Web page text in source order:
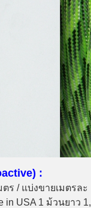
:
ตร / แบ่งขายเมตรล
in USA 1 ม้วนยาว